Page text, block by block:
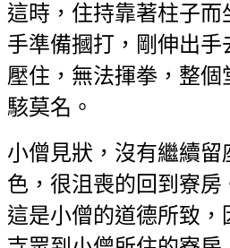
這時，住持靠著柱子而
手準備摑打，剛伸出手
壓住，無法揮拳，整個
駭莫名。
小僧見狀，沒有繼續留
色，很沮喪的回到寮房
這是小僧的道德所致，